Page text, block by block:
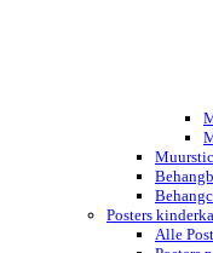
Posters
Alle